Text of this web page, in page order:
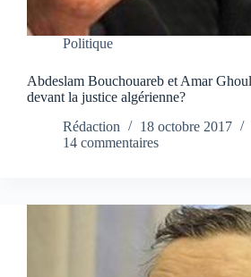
Politique
Abdeslam Bouchouareb et Amar
devant la justice algérienne?
Rédaction
18 octobre 2017
14 commentaires